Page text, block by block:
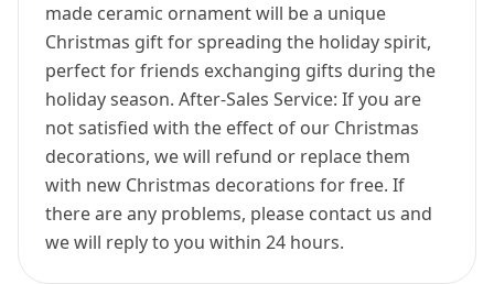
made ceramic ornament will be a unique
Christmas gift for spreading the holiday spirit,
perfect for friends exchanging gifts during the
holiday season. After-Sales Service: If you are
not satisfied with the effect of our Christmas
decorations, we will refund or replace them
with new Christmas decorations for free. If
there are any problems, please contact us and
we will reply to you within 24 hours.